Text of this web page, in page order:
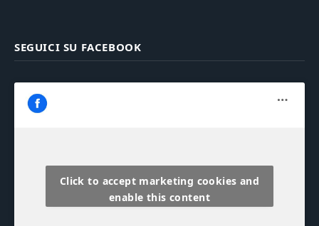
SEGUICI SU FACEBOOK
Click to accept marketing cookies and
enable this content